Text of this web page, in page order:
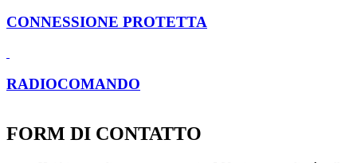
CONNESSIONE PROTETTA
RADIOCOMANDO
FORM DI CONTATTO